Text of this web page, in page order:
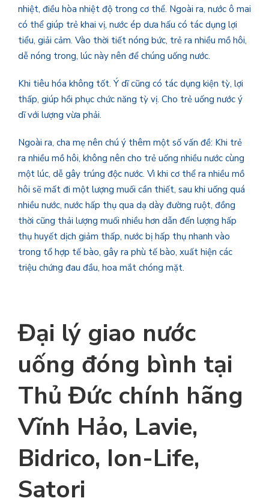
nhiệt, điều hòa nhiệt độ trong cơ thể. Ngoài ra, nước ô mai
có thể giúp trẻ khai vị, nước ép dưa hấu có tác dụng lợi
tiểu, giải cảm. Vào thời tiết nóng bức, trẻ ra nhiều mồ hôi,
dễ nóng trong, lúc này nên để chúng uống nước.
Khi tiêu hóa không tốt. Ý dĩ cũng có tác dụng kiện tỳ, lợi
thấp, giúp hồi phục chức năng tỳ vị. Cho trẻ uống nước ý
dĩ với lượng vừa phải.
Ngoài ra, cha mẹ nên chú ý thêm một số vấn đề: Khi trẻ
ra nhiều mồ hôi, không nên cho trẻ uống nhiều nước cùng
một lúc, dễ gây trúng độc nước. Vì khi cơ thể ra nhiều mồ
hôi sẽ mất đi một lượng muối cần thiết, sau khi uống quá
nhiều nước, nước hấp thụ qua dạ dày đường ruột, đồng
thời cũng thải lượng muối nhiều hơn dẫn đến lượng hấp
thụ huyết dịch giảm thấp, nước bị hấp thụ nhanh vào
trong tổ hợp tế bào, gây ra phù tế bào, xuất hiện các
triệu chứng đau đầu, hoa mắt chóng mặt.
Đại lý giao nước
uống đóng bình tại
Thủ Đức chính hãng
Vĩnh Hảo, Lavie,
Bidrico, Ion-Life,
Satori